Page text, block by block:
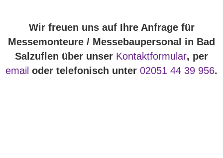
Wir freuen uns auf Ihre Anfrage für
Messemonteure / Messebaupersonal in Bad
Salzuflen über unser Kontaktformular, per
email oder telefonisch unter 02051 44 39 956.